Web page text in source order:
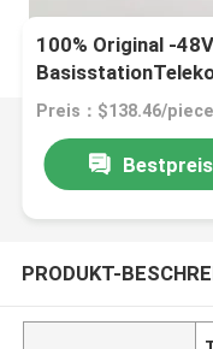
100% Original -
48/56AC
Bestpreis
PRODUKT-